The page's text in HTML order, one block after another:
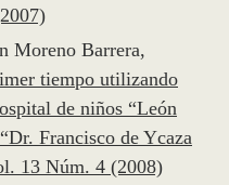
Moreno Barrera,
tiempo utilizando
de niños “León
Francisco de Ycaza
13 Núm. 4 (2008)